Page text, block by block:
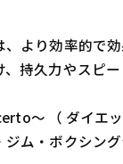
より効率的で
持久力やスピー
～ （ ダイエ
ム・ボクシング